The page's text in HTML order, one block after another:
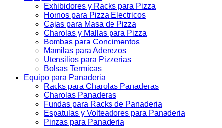
Exhibidores y Racks para Pizza
Hornos para Pizza Electricos
Cajas para Masa de Pizza
Charolas y Mallas para Pizza
Bombas para Condimentos
Mamilas para Aderezos
Utensilios para Pizzerias
Bolsas Termicas
Equipo para Panaderia
Racks para Charolas Panaderas
Charolas Panaderas
Fundas para Racks de Panaderia
Espatulas y Volteadores para Panaderia
Pinzas para Panaderia